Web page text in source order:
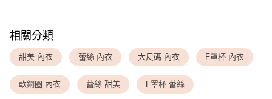
付款後全家取貨
每筆NT$80，滿NT$1,500(含以上)免運費
每筆NT$9,999
相關分類
甜美 內衣 蕾絲 內衣 大尺碼 內衣 F罩杯 內衣
軟鋼圈 內衣 蕾絲 甜美 F罩杯 蕾絲